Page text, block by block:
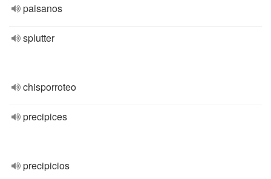
paisanos
splutter
chisporroteo
precipices
precipicios